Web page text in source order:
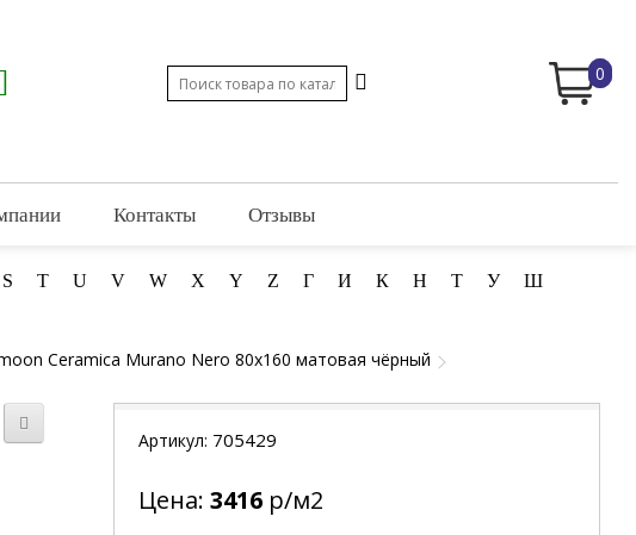
0
Контакты Отзывы
S T U V W X Y Z Г И К Н Т У Ш
Ceramica Murano Nero 80x160 матовая чёрный
Артикул: 705429
Цена: 3416 р/м2